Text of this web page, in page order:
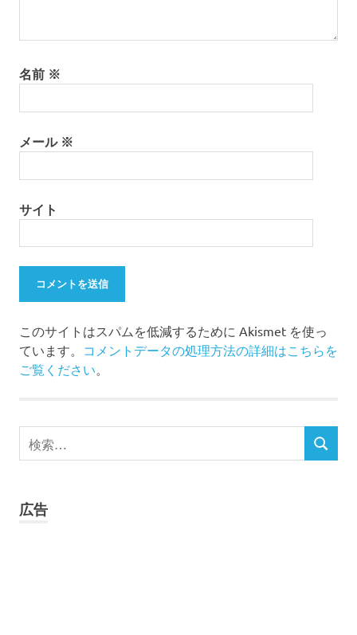
住
島
離
島
し
名前 ※
メール ※
サイト
このサイトはスパムを低減するために Akismet を使っ
ています。 コメントデータの処理方法の詳細はこちらを
ご覧ください。
検
索
検
広告